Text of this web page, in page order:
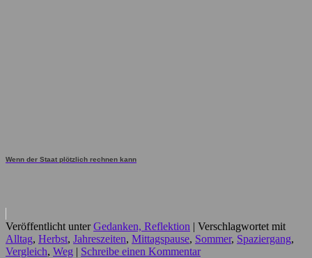
Wenn der Staat plötzlich rechnen kann
Veröffentlicht unter Gedanken, Reflektion | Verschlagwortet mit
Alltag, Herbst, Jahreszeiten, Mittagspause, Sommer, Spaziergang,
Vergleich, Weg | Schreibe einen Kommentar